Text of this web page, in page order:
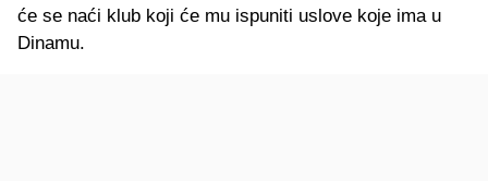
će se naći klub koji će mu ispuniti uslove koje ima u
Dinamu.